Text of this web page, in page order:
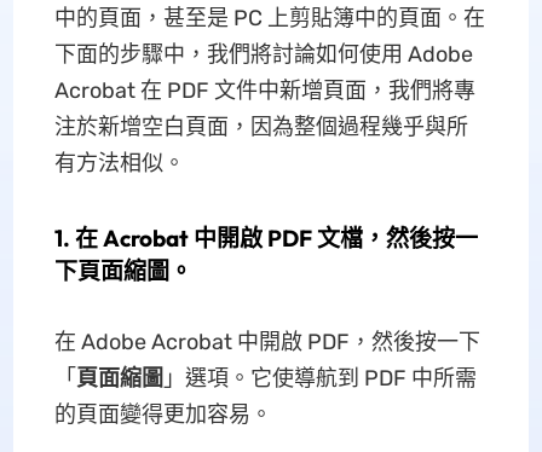
中的頁面，甚至是 PC 上剪貼簿中的頁面。在
下面的步驟中，我們將討論如何使用 Adob​​e
Acrobat 在 PDF 文件中新增頁面，我們將專
注於新增空白頁面，因為整個過程幾乎與所
有方法相似。
1. 在 Acrobat 中開啟 PDF 文檔，然後按一
下頁面縮圖。
在 Adob​​e Acrobat 中開啟 PDF，然後按一下
「 頁面縮圖 」選項。它使導航到 PDF 中所需
的頁面變得更加容易。